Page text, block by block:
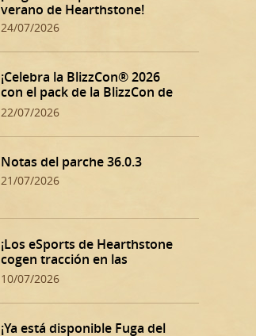
verano de Hearthstone!
24/07/2026
¡Celebra la BlizzCon® 2026
con el pack de la BlizzCon de
Hearthstone!
22/07/2026
Notas del parche 36.0.3
21/07/2026
¡Los eSports de Hearthstone
cogen tracción en las
eliminatorias de verano!
10/07/2026
¡Ya está disponible Fuga del